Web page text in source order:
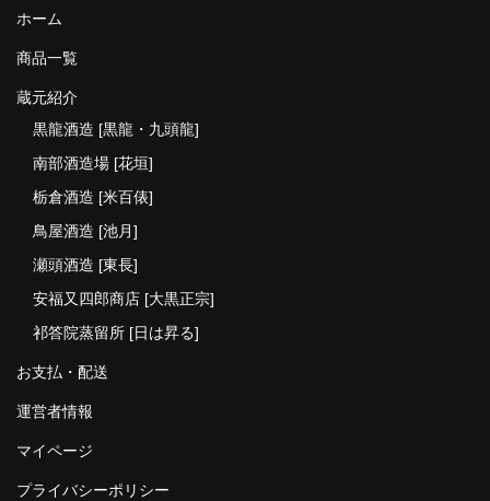
ホーム
商品一覧
蔵元紹介
黒龍酒造 [黒龍・九頭龍]
南部酒造場 [花垣]
栃倉酒造 [米百俵]
鳥屋酒造 [池月]
瀬頭酒造 [東長]
安福又四郎商店 [大黒正宗]
祁答院蒸留所 [日は昇る]
お支払・配送
運営者情報
マイページ
プライバシーポリシー